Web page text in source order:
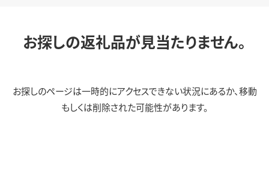
お探しの返礼品が見当たりません。
お探しのページは一時的にアクセスできない状況にあるか、移動
もしくは削除された可能性があります。